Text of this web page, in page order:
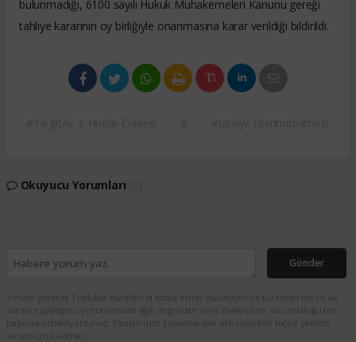
bulunmadığı, 6100 sayılı Hukuk Muhakemeleri Kanunu gereği
tahliye kararının oy birliğiyle onanmasına karar verildiği bildirildi.
Okuyucu Yorumları
Gönder
Yorum yazarak Topluluk Kuralları’nı kabul etmiş bulunuyor ve turkishpress.co.uk
sitesine yaptığınız yorumunuzla ilgili doğrudan veya dolaylı tüm sorumluluğu tek
başınıza üstleniyorsunuz. Yazılan tüm yorumlardan site yönetimi hiçbir şekilde
sorumlu tutulamaz.